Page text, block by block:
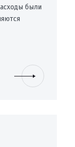
были